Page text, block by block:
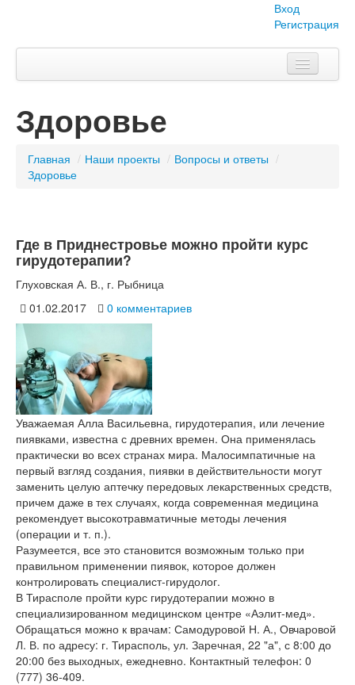
Вход
Регистрация
Тема номера
Объявления
Наши проекты
Вопросы-ответы
О нас
Здоровье
Главная / Наши проекты / Вопросы и ответы /
Здоровье
Где в Приднестровье можно пройти курс
гирудотерапии?
Глуховская А. В., г. Рыбница
01.02.2017
0 комментариев
Уважаемая Алла Васильевна, гирудотерапия, или лечение
пиявками, известна с древних времен. Она применялась
практически во всех странах мира. Малосимпатичные на
первый взгляд создания, пиявки в действительности могут
заменить целую аптечку передовых лекарственных средств,
причем даже в тех случаях, когда современная медицина
рекомендует высокотравматичные методы лечения
(операции и т. п.).
Разумеется, все это становится возможным только при
правильном применении пиявок, которое должен
контролировать специалист-гирудолог.
В Тирасполе пройти курс гирудотерапии можно в
специализированном медицинском центре «Аэлит-мед».
Обращаться можно к врачам: Самодуровой Н. А., Овчаровой
Л. В. по адресу: г. Тирасполь, ул. Заречная, 22 "а", с 8:00 до
20:00 без выходных, ежедневно. Контактный телефон: 0
(777) 36-409.